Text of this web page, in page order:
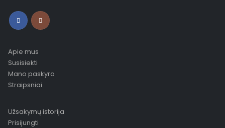
Apie mus
Susisiekti
Mano paskyra
Straipsniai
Užsakymų istorija
Prisijungti